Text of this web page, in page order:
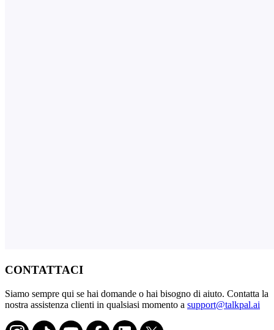
CONTATTACI
Siamo sempre qui se hai domande o hai bisogno di aiuto. Contatta la
nostra assistenza clienti in qualsiasi momento a support@talkpal.ai